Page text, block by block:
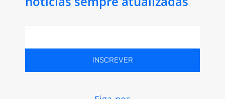
INSCREVER